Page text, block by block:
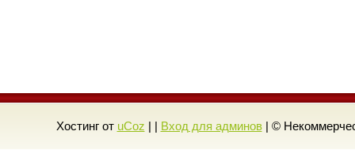
Хостинг от uCoz Вход для админов| ©